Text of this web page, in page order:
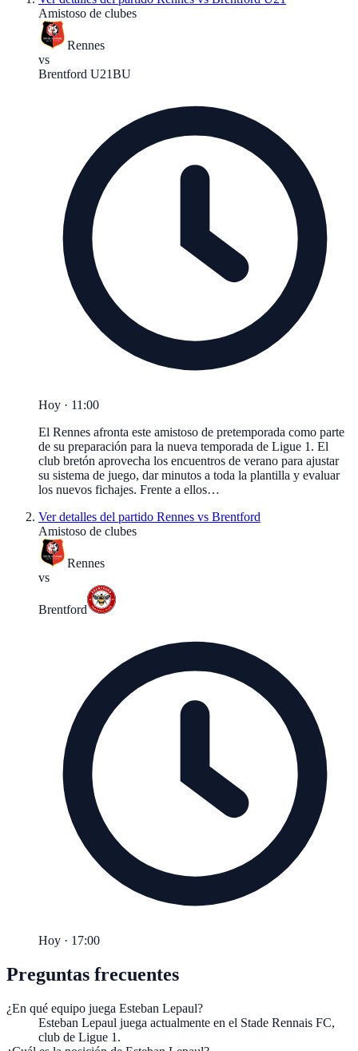
Amistoso de clubes
Rennes
vs
Brentford U21BU
Hoy · 11:00
El Rennes afronta este amistoso de pretemporada como parte
de su preparación para la nueva temporada de Ligue 1. El
club bretón aprovecha los encuentros de verano para ajustar
su sistema de juego, dar minutos a toda la plantilla y evaluar
los nuevos fichajes. Frente a ellos…
Ver detalles del partido Rennes vs Brentford
Amistoso de clubes
Rennes
vs
Brentford
Hoy · 17:00
Preguntas frecuentes
¿En qué equipo juega Esteban Lepaul?
Esteban Lepaul juega actualmente en el Stade Rennais FC,
club de Ligue 1.